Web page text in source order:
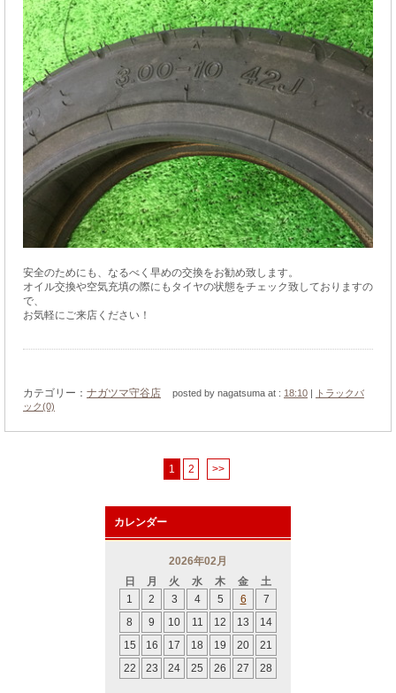
安全のためにも、なるべく早めの交換をお勧め致します。
オイル交換や空気充填の際にもタイヤの状態をチェック致しておりますの
で、
お気軽にご来店ください！
カテゴリー： ナガツマ守谷店 posted by nagatsuma at : 18:10 |
トラックバ
ック(0)
1 2 >>
カレンダー
2026年02月
日
月 火 水 木 金
土
1
2 3 4 5 6
7
8
9 10 11 12 13
14
15
16 17 18 19 20
21
22
23 24 25 26 27 28